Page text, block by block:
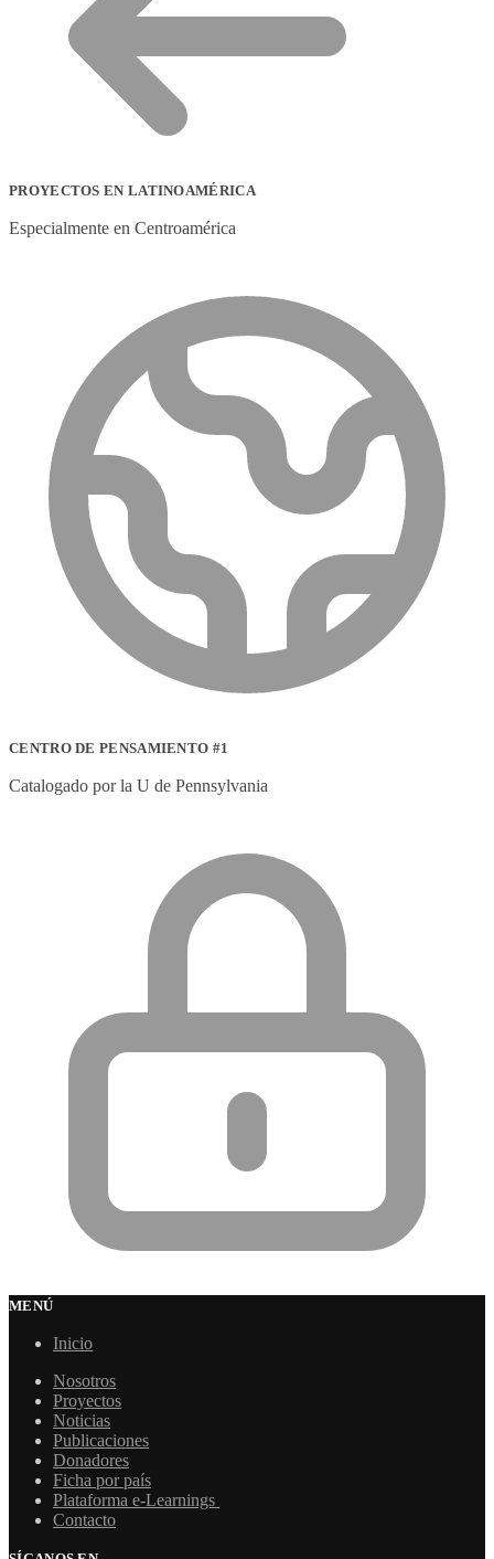
PROYECTOS EN LATINOAMÉRICA
Especialmente en Centroamérica
CENTRO DE PENSAMIENTO #1
Catalogado por la U de Pennsylvania
MENÚ
Inicio
Nosotros
Proyectos
Noticias
Publicaciones
Donadores
Ficha por país
Plataforma e-Learnings
Contacto